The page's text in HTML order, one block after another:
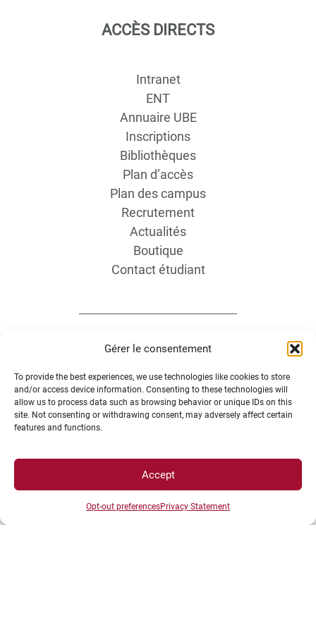
Gérer le consentement
To provide the best experiences, we use technologies like cookies to store
and/or access device information. Consenting to these technologies will
allow us to process data such as browsing behavior or unique IDs on this
site. Not consenting or withdrawing consent, may adversely affect certain
features and functions.
Accept
Opt-out preferencesPrivacy Statement
ACCÈS DIRECTS
Intranet
ENT
Annuaire UBE
Inscriptions
Bibliothèques
Plan d’accès
Plan des campus
Recrutement
Actualités
Boutique
Contact étudiant
INFORMATIONS LÉGALES
Mentions légales
Données personnelles et gestion des cookies
Politique de cookies